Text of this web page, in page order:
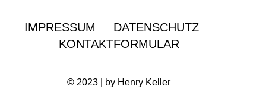
IMPRESSUM
DATENSCHUTZ
KONTAKTFORMULAR
© 2023 | by Henry Keller